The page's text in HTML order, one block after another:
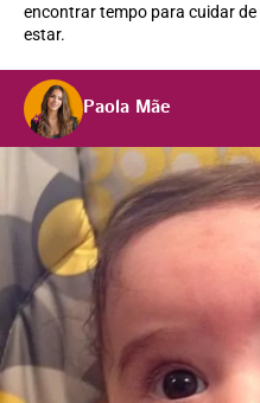
encontrar tempo para cuidar
estar.
Paola Mãe